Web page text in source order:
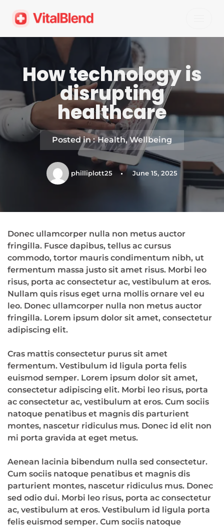
Skip
to
How technology is
disrupting
healthcare
Posted in : Health,Wellbeing
philliplott25 June 15, 2025
Donec ullamcorper nulla non metus auctor
fringilla. Fusce dapibus, tellus ac cursus
commodo, tortor mauris condimentum nibh, ut
fermentum massa justo sit amet risus. Morbi leo
risus, porta ac consectetur ac, vestibulum at eros.
Nullam quis risus eget urna mollis ornare vel eu
leo. Donec ullamcorper nulla non metus auctor
fringilla. Lorem ipsum dolor sit amet, consectetur
adipiscing elit.
Cras mattis consectetur purus sit amet
fermentum. Vestibulum id ligula porta felis
euismod semper. Lorem ipsum dolor sit amet,
consectetur adipiscing elit. Morbi leo risus, porta
ac consectetur ac, vestibulum at eros. Cum sociis
natoque penatibus et magnis dis parturient
montes, nascetur ridiculus mus. Donec id elit non
mi porta gravida at eget metus.
Aenean lacinia bibendum nulla sed consectetur.
Cum sociis natoque penatibus et magnis dis
parturient montes, nascetur ridiculus mus. Donec
sed odio dui. Morbi leo risus, porta ac consectetur
ac, vestibulum at eros. Vestibulum id ligula porta
felis euismod semper. Cum sociis natoque